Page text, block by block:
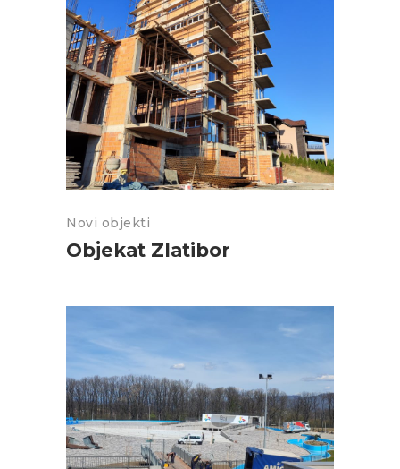
Novi objekti
Objekat Zlatibor